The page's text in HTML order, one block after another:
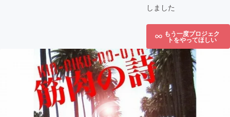
しました
もう一度プロジェク
トをやってほしい